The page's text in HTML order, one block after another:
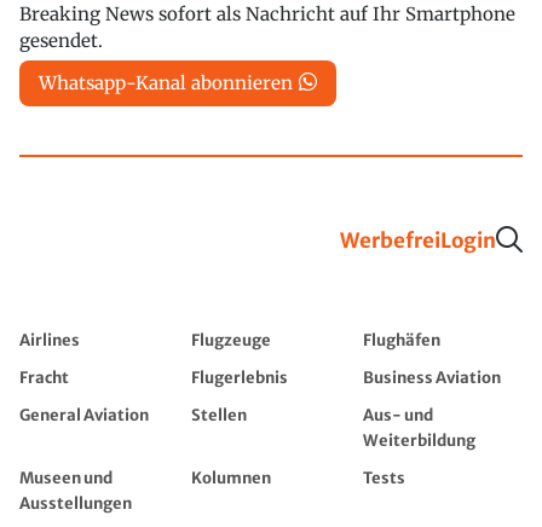
Breaking News sofort als Nachricht auf Ihr Smartphone
gesendet.
Whatsapp-Kanal abonnieren
WerbefreiLogin
Airlines Flugzeuge
Flughäfen
Fracht
Flugerlebnis
Business Aviation
General Aviation
Stellen
Aus- und
Weiterbildung
Museen und
Ausstellungen
Kolumnen Tests